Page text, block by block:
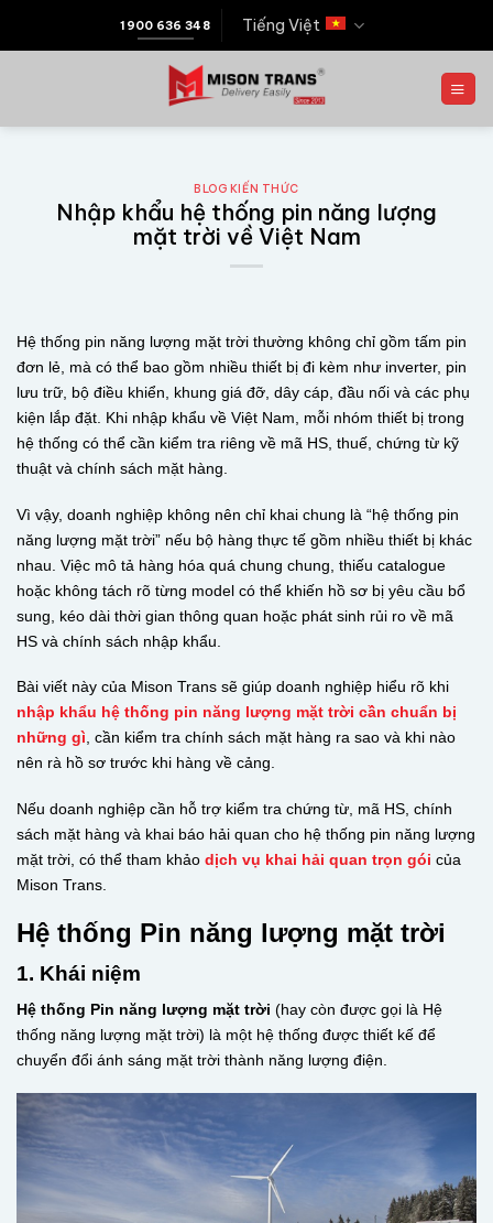
1900 636 348 Tiếng Việt
BLOG KIẾN THỨC
Nhập khẩu hệ thống pin năng lượng
mặt trời về Việt Nam
Hệ thống pin năng lượng mặt trời thường không chỉ gồm tấm pin
đơn lẻ, mà có thể bao gồm nhiều thiết bị đi kèm như inverter, pin
lưu trữ, bộ điều khiển, khung giá đỡ, dây cáp, đầu nối và các phụ
kiện lắp đặt. Khi nhập khẩu về Việt Nam, mỗi nhóm thiết bị trong
hệ thống có thể cần kiểm tra riêng về mã HS, thuế, chứng từ kỹ
thuật và chính sách mặt hàng.
Vì vậy, doanh nghiệp không nên chỉ khai chung là “hệ thống pin
năng lượng mặt trời” nếu bộ hàng thực tế gồm nhiều thiết bị khác
nhau. Việc mô tả hàng hóa quá chung chung, thiếu catalogue
hoặc không tách rõ từng model có thể khiến hồ sơ bị yêu cầu bổ
sung, kéo dài thời gian thông quan hoặc phát sinh rủi ro về mã
HS và chính sách nhập khẩu.
Bài viết này của Mison Trans sẽ giúp doanh nghiệp hiểu rõ khi
nhập khẩu hệ thống pin năng lượng mặt trời cần chuẩn bị
những gì, cần kiểm tra chính sách mặt hàng ra sao và khi nào
nên rà hồ sơ trước khi hàng về cảng.
Nếu doanh nghiệp cần hỗ trợ kiểm tra chứng từ, mã HS, chính
sách mặt hàng và khai báo hải quan cho hệ thống pin năng lượng
mặt trời, có thể tham khảo dịch vụ khai hải quan trọn gói của
Mison Trans.
Hệ thống Pin năng lượng mặt trời
1. Khái niệm
Hệ thống Pin năng lượng mặt trời (hay còn được gọi là Hệ
thống năng lượng mặt trời) là một hệ thống được thiết kế để
chuyển đổi ánh sáng mặt trời thành năng lượng điện.